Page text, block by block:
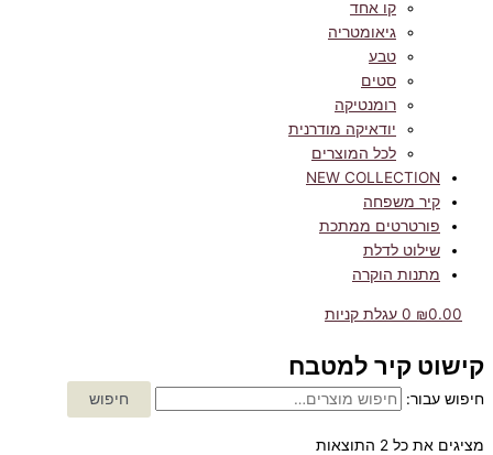
קו אחד
גיאומטריה
טבע
סטים
רומנטיקה
יודאיקה מודרנית
לכל המוצרים
NEW COLLECTION
קיר משפחה
פורטרטים ממתכת
שילוט לדלת
מתנות הוקרה
₪0.00
0 עגלת קניות
קישוט קיר למטבח
חיפוש עבור: חיפוש
מציגים את כל ⁦2⁩ התוצאות